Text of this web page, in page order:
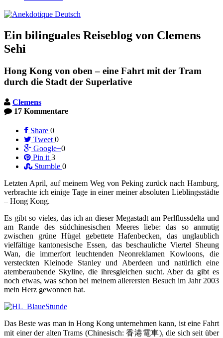
Ein bilinguales Reiseblog von Clemens
Sehi
Hong Kong von oben – eine Fahrt mit der Tram
durch die Stadt der Superlative
Clemens
17 Kommentare
Share 0
Tweet 0
Google+0
Pin it 3
Stumble 0
Letzten April, auf meinem Weg von Peking zurück nach Hamburg,
verbrachte ich einige Tage in einer meiner absoluten Lieblingsstädte
– Hong Kong.
Es gibt so vieles, das ich an dieser Megastadt am Perlflussdelta und
am Rande des südchinesischen Meeres liebe: das so anmutig
zwischen grüne Hügel gebettete Hafenbecken, das unglaublich
vielfältige kantonesische Essen, das beschauliche Viertel Sheung
Wan, die immerfort leuchtenden Neonreklamen Kowloons, die
versteckten Kleinode Stanley und Aberdeen und natürlich eine
atemberaubende Skyline, die ihresgleichen sucht. Aber da gibt es
noch etwas, was schon bei meinem allerersten Besuch im Jahr 2003
mein Herz gewonnen hat.
Das Beste was man in Hong Kong unternehmen kann, ist eine Fahrt
mit einer der alten Trams (Chinesisch: 香港電車), die sich seit über